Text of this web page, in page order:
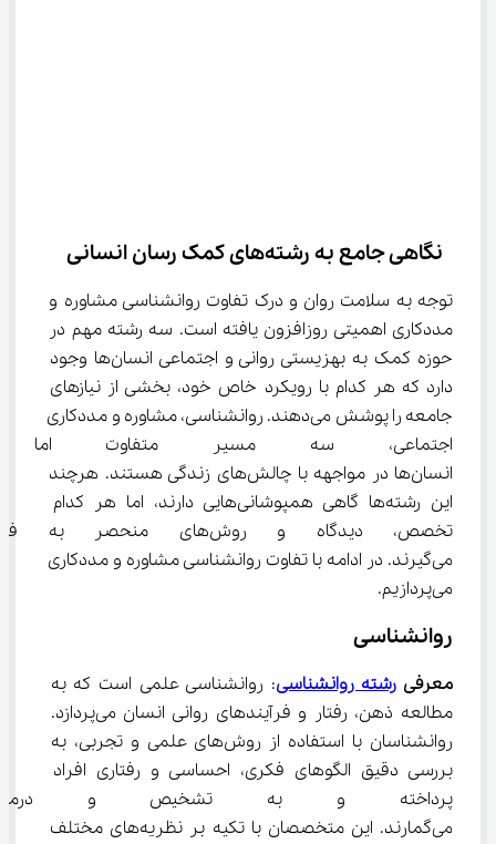
نگاهی جامع به رشته‌های کمک ‌رسان انسانی
توجه به سلامت روان و درک تفاوت روانشناسی مشاوره و
مددکاری اهمیتی روزافزون یافته است. سه رشته مهم در
حوزه کمک به بهزیستی روانی و اجتماعی انسان‌ها وجود
دارد که هر کدام با رویکرد خاص خود، بخشی از نیازهای
جامعه را پوشش می‌دهند. روانشناسی، مشاوره و مددکاری
اجتماعی، سه مسیر متفاوت
انسان‌ها در مواجهه با چالش‌های زندگی هستند. هرچند
این رشته‌ها گاهی همپوشانی‌هایی دارند، اما هر کدام
تخصص، دیدگاه و روش‌های
می‌گیرند. در ادامه با تفاوت روانشناسی مشاوره و مددکاری
می‌پردازیم.
روانشناسی
معرفی رشته روانشناسی: روانشناسی علمی است که به
مطالعه ذهن، رفتار و فرآیندهای روانی انسان می‌پردازد.
روانشناسان با استفاده از روش‌های علمی و تجربی، به
بررسی دقیق الگوهای فکری، احساسی و رفتاری افراد
پرداخته و به تشخیص و درمان
می‌گمارند. این متخصصان با تکیه بر نظریه‌های مختلف